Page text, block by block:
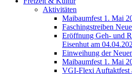
Aktivitäten
Maibaumfest 1. Mai
Faschingstreiben
Eröffnung Geh- und
Eisenhut am
Einweihung der
Maibaumfest 1. Mai
VGI-Flexi Auftaktfest